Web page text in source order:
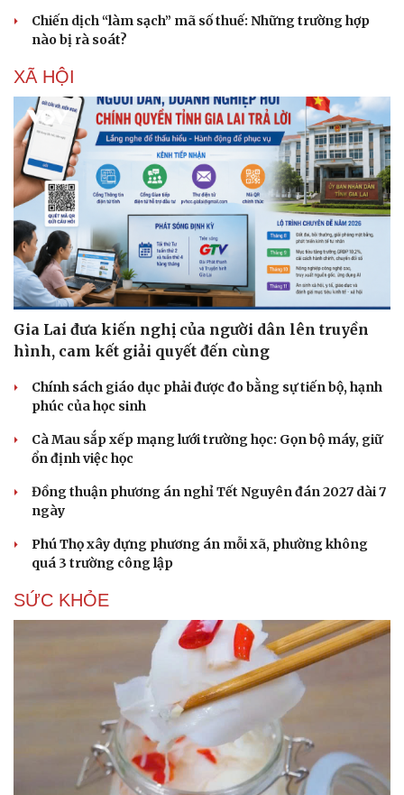
Câu chuyện thời sự
Đọc truyện đêm khuya
Cửa sổ tình yêu
Chiến dịch “làm sạch” mã số thuế: Những trường hợp
nào bị rà soát?
XÃ HỘI
Gia Lai đưa kiến nghị của người dân lên truyền
hình, cam kết giải quyết đến cùng
Chính sách giáo dục phải được đo bằng sự tiến bộ, hạnh
phúc của học sinh
Cà Mau sắp xếp mạng lưới trường học: Gọn bộ máy, giữ
ổn định việc học
Đồng thuận phương án nghỉ Tết Nguyên đán 2027 dài 7
ngày
Phú Thọ xây dựng phương án mỗi xã, phường không
quá 3 trường công lập
SỨC KHỎE